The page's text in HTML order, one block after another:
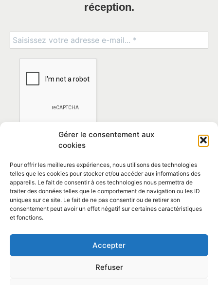
Gérer le consentement aux
cookies
Pour offrir les meilleures expériences, nous utilisons des technologies
telles que les cookies pour stocker et/ou accéder aux informations des
appareils. Le fait de consentir à ces technologies nous permettra de
traiter des données telles que le comportement de navigation ou les ID
uniques sur ce site. Le fait de ne pas consentir ou de retirer son
consentement peut avoir un effet négatif sur certaines caractéristiques
et fonctions.
Accepter
Refuser
réception.
*En vous abonnant vous acceptez lapolitique de
confidentialité
Contact et horaires
Politique de confidentialité Mentions Légales